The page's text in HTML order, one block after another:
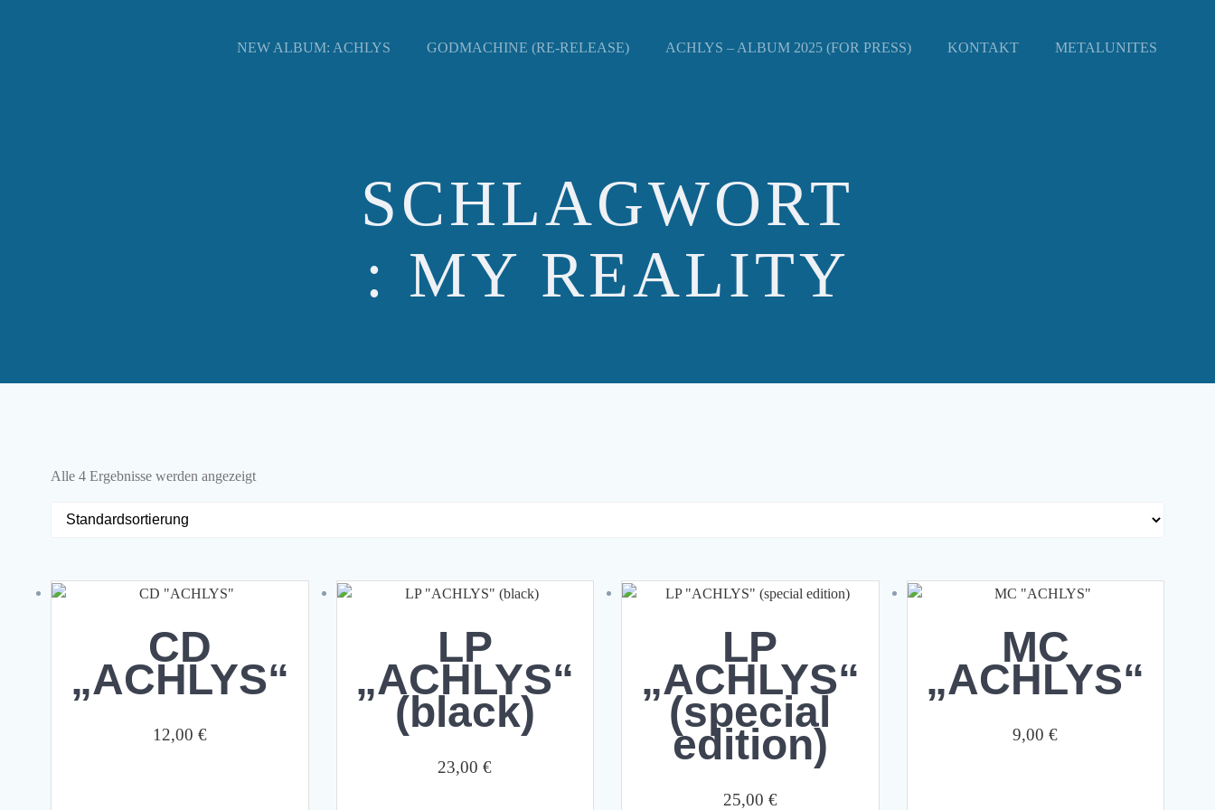
NEW ALBUM: ACHLYS GODMACHINE (RE-RELEASE) ACHLYS – ALBUM 2025 (FOR PRESS) KONTAKT METALUNITES
SCHLAGWORT
: MY REALITY
Alle 4 Ergebnisse werden angezeigt
CD
„ACHLYS“
12,00 €
LP
„ACHLYS“
(black)
23,00€
LP
„ACHLYS“
(special
edition)
25,00 €
MC
„ACHLYS“
9,00€